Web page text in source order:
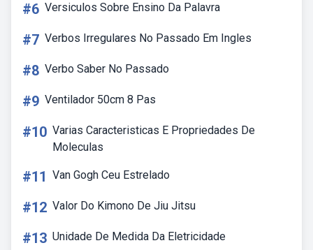
#6 Versiculos Sobre Ensino Da Palavra
#7 Verbos Irregulares No Passado Em Ingles
#8 Verbo Saber No Passado
#9 Ventilador 50cm 8 Pas
#10 Varias Caracteristicas E Propriedades De
Moleculas
#11 Van Gogh Ceu Estrelado
#12 Valor Do Kimono De Jiu Jitsu
#13 Unidade De Medida Da Eletricidade